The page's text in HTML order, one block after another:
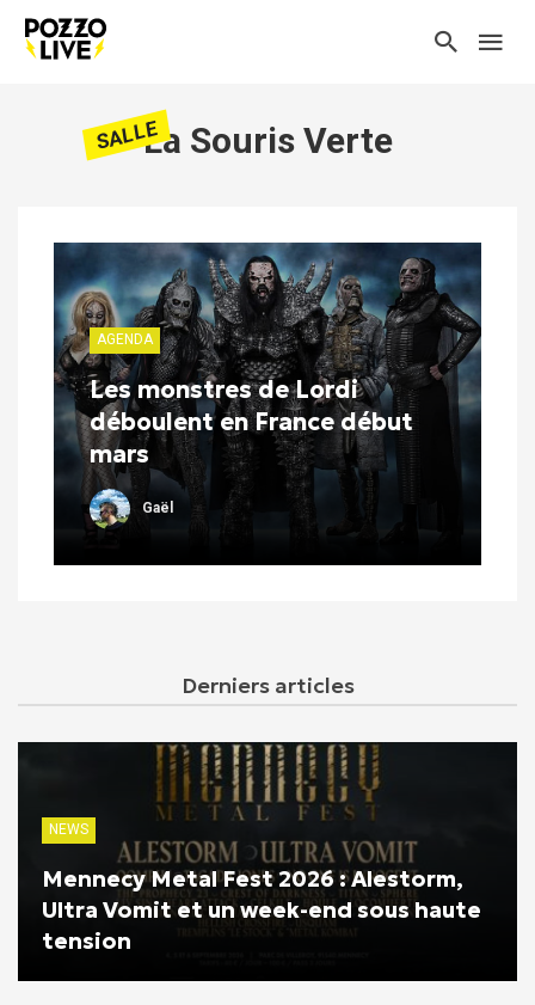
SALLELa Souris Verte
AGENDA
Les monstres de Lordi
déboulent en France début
mars
Gaël
Derniers articles
NEWS
Mennecy Metal Fest 2026 : Alestorm,
Ultra Vomit et un week-end sous haute
tension